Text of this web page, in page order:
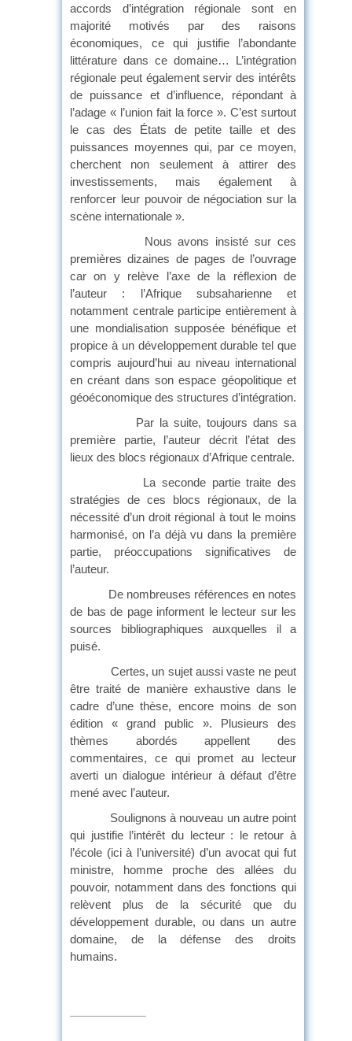
accords d’intégration régionale sont en
majorité motivés par des raisons
économiques, ce qui justifie l’abondante
littérature dans ce domaine… L’intégration
régionale peut également servir des intérêts
de puissance et d’influence, répondant à
l’adage « l’union fait la force ». C’est surtout
le cas des États de petite taille et des
puissances moyennes qui, par ce moyen,
cherchent non seulement à attirer des
investissements, mais également à
renforcer leur pouvoir de négociation sur la
scène internationale ».
Nous avons insisté sur ces
premières dizaines de pages de l’ouvrage
car on y relève l’axe de la réflexion de
l’auteur : l’Afrique subsaharienne et
notamment centrale participe entièrement à
une mondialisation supposée bénéfique et
propice à un développement durable tel que
compris aujourd’hui au niveau international
en créant dans son espace géopolitique et
géoéconomique des structures d’intégration.
Par la suite, toujours dans sa
première partie, l’auteur décrit l’état des
lieux des blocs régionaux d’Afrique centrale.
La seconde partie traite des
stratégies de ces blocs régionaux, de la
nécessité d’un droit régional à tout le moins
harmonisé, on l’a déjà vu dans la première
partie, préoccupations significatives de
l’auteur.
De nombreuses références en notes
de bas de page informent le lecteur sur les
sources bibliographiques auxquelles il a
puisé.
Certes, un sujet aussi vaste ne peut
être traité de manière exhaustive dans le
cadre d’une thèse, encore moins de son
édition « grand public ». Plusieurs des
thèmes abordés appellent des
commentaires, ce qui promet au lecteur
averti un dialogue intérieur à défaut d’être
mené avec l’auteur.
Soulignons à nouveau un autre point
qui justifie l’intérêt du lecteur : le retour à
l’école (ici à l’université) d’un avocat qui fut
ministre, homme proche des allées du
pouvoir, notamment dans des fonctions qui
relèvent plus de la sécurité que du
développement durable, ou dans un autre
domaine, de la défense des droits